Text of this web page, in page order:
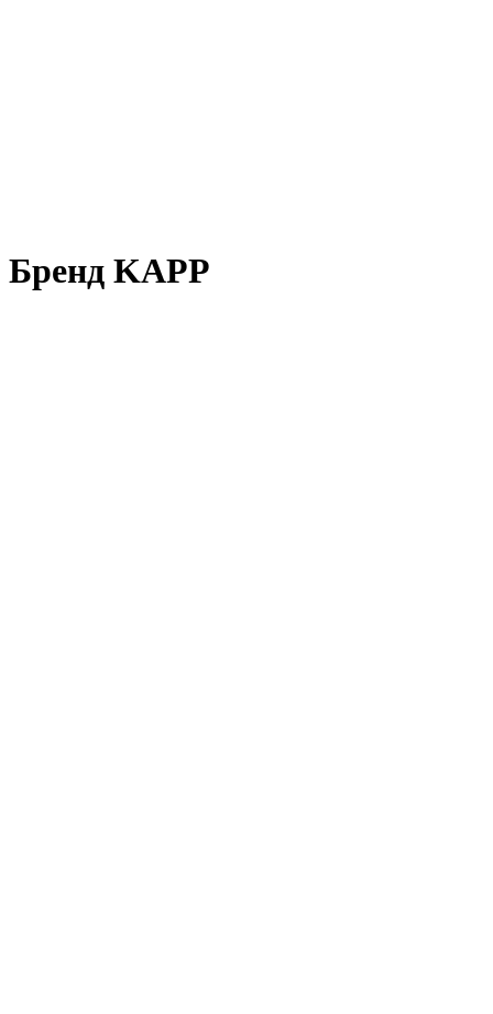
Бренд KAPP